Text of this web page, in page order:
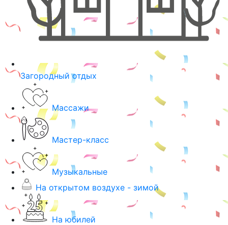
Загородный отдых
Массажи
Мастер-класс
Музыкальные
На открытом воздухе - зимой
На юбилей